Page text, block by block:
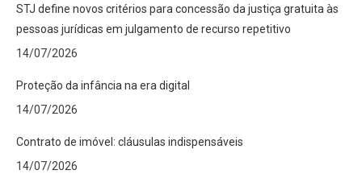
STJ define novos critérios para concessão da justiça gratuita às
pessoas jurídicas em julgamento de recurso repetitivo
14/07/2026
Proteção da infância na era digital
14/07/2026
Contrato de imóvel: cláusulas indispensáveis
14/07/2026